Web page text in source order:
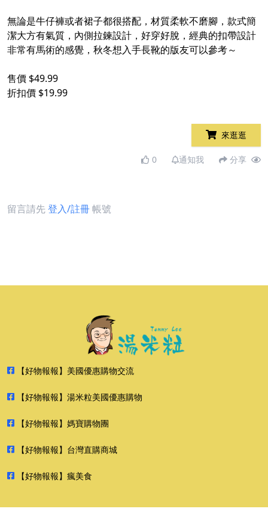
無論是牛仔褲或者裙子都很搭配，材質柔軟不磨腳，款式簡
潔大方有氣質，內側拉鍊設計，好穿好脫，經典的扣帶設計
非常有馬術的感覺，秋冬想入手長靴的版友可以參考～
售價 $49.99
折扣價 $19.99
來逛逛
0 通知我 分享
留言請先登入/註冊帳號
【好物報報】美國優惠購物交流
【好物報報】湯米粒美國優惠購物
【好物報報】媽寶購物團
【好物報報】台灣直購商城
【好物報報】瘋美食